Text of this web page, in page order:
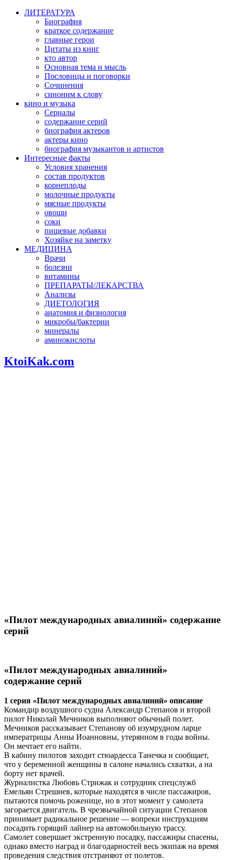
ЛИТЕРАТУРА
Биография
краткое содержание
главные герои
Цитаты из книг
кто автор
Основная тема и мысль
Пословицы и поговорки
Сочинения
синоним к слову
кино и музыка
Сериалы
содержание серий
биография актеров
актеры кино
биография музыкантов и артистов
Интересные факты
Условия хранения
состав продуктов
корнеплоды
молочные продукты
мясные продукты
овощи
соки
пищевые добавки
Хозяйке на заметку
МЕДИЦИНА
Врачи
болезни
витамины
ПРЕПАРАТЫ/ЛЕКАРСТВА
Анализы
ДИЕТОЛОГИЯ
анатомия и физиология
микробы/бактерии
минералы
аминокислоты
KtoiKak.com
«Пилот международных авиалиний» содержание
серий
«Пилот международных авиалиний»
содержание серий
1 серия «Пилот международных авиалиний» описание
Командир воздушного судна Александр Степанов и второй
пилот Николай Мечников выполняют обычный полет.
Мечников рассказывает Степанову об изумрудном ларце
императрицы Анны Иоанновны, утерянном в годы войны.
Он мечтает его найти.
В кабину пилотов заходит стюардесса Танечка и сообщает,
что у беременной женщины в салоне начались схватки, а на
борту нет врачей.
Журналистка Любовь Стрижак и сотрудник спецслужб
Емельян Стрешнев, которые находятся в числе пассажиров,
пытаются помочь роженице, но в этот момент у самолета
загорается двигатель. В чрезвычайной ситуации Степанов
принимает радикальное решение — вопреки инструкциям
посадить горящий лайнер на автомобильную трассу.
Самолет совершает экстренную посадку, пассажиры спасены,
однако вместо наград и благодарностей весь экипаж на время
проведения следствия отстраняют от полетов.